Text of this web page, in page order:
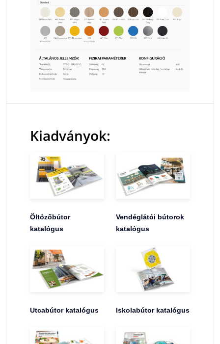
Kiadványok:
Öltözőbútor
katalógus
Vendéglátói bútorok
katalógus
Utcabútor katalógus Iskolabútor katalógus